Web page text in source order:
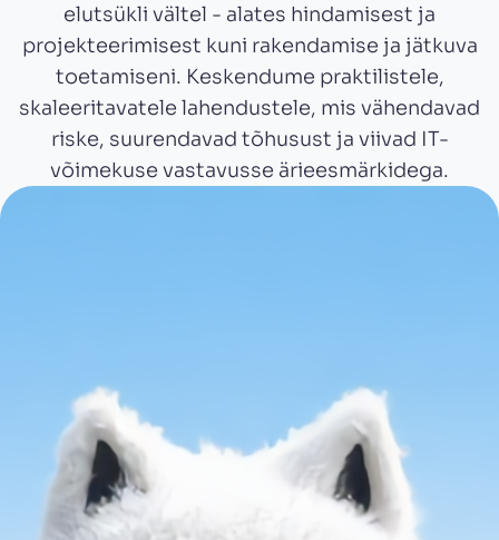
elutsükli vältel - alates hindamisest ja
projekteerimisest kuni rakendamise ja jätkuva
toetamiseni. Keskendume praktilistele,
skaleeritavatele lahendustele, mis vähendavad
riske, suurendavad tõhusust ja viivad IT-
võimekuse vastavusse ärieesmärkidega.